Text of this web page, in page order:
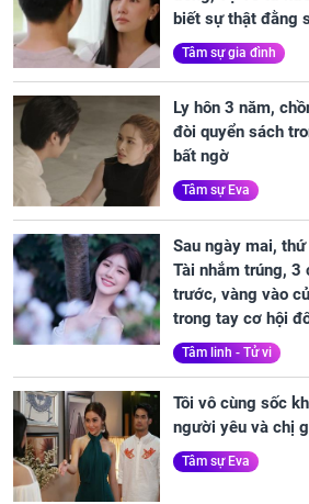
biết sự thật đằng
Tâm sự gia đình
Ly hôn 3 năm,
đòi quyển sách
bất ngờ
Tâm sự Eva
Sau ngày mai,
Tài nhắm trúng, 3
trước, vàng vào
trong tay cơ hội
Tâm linh - Tử vi
Tôi vô cùng sốc
người yêu và chị
Tâm sự Eva